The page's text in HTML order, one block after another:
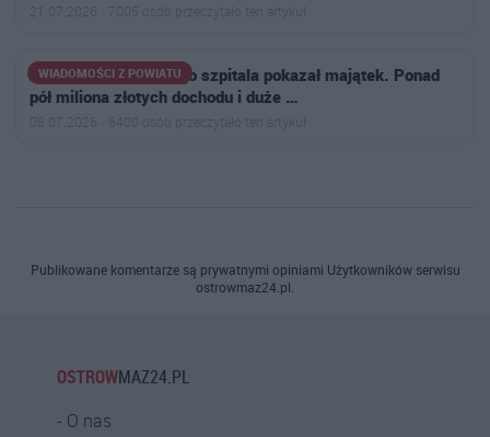
21.07.2026 · 7005 osób przeczytało ten artykuł
WIADOMOŚCI Z POWIATU
Dyrektor ostrowskiego szpitala pokazał majątek. Ponad
pół miliona złotych dochodu i duże …
08.07.2026 · 6400 osób przeczytało ten artykuł
Publikowane komentarze są prywatnymi opiniami Użytkowników serwisu
ostrowmaz24.pl.
OSTROWMAZ24.PL
O nas